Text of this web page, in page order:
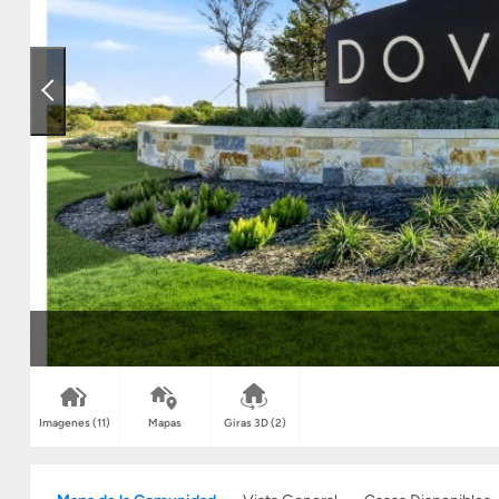
Imagenes(11) Mapas Giras 3D(2)